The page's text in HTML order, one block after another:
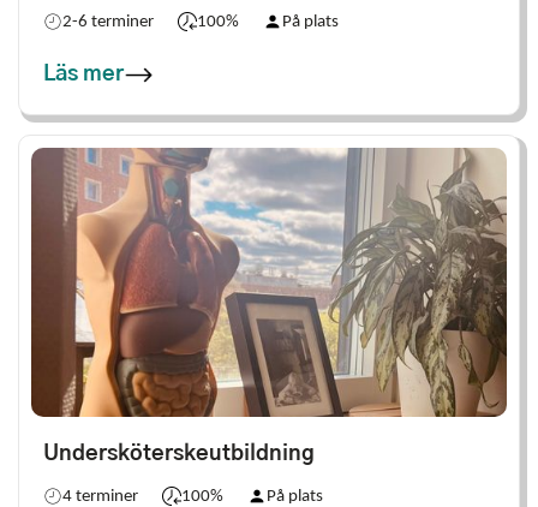
2-6 terminer
100% På plats
Läs mer
Undersköterskeutbildning
4 terminer
100% På plats